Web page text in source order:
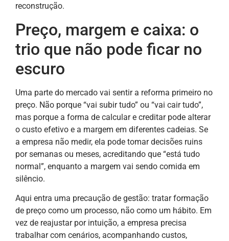
reconstrução.
Preço, margem e caixa: o
trio que não pode ficar no
escuro
Uma parte do mercado vai sentir a reforma primeiro no
preço. Não porque “vai subir tudo” ou “vai cair tudo”,
mas porque a forma de calcular e creditar pode alterar
o custo efetivo e a margem em diferentes cadeias. Se
a empresa não medir, ela pode tomar decisões ruins
por semanas ou meses, acreditando que “está tudo
normal”, enquanto a margem vai sendo comida em
silêncio.
Aqui entra uma precaução de gestão: tratar formação
de preço como um processo, não como um hábito. Em
vez de reajustar por intuição, a empresa precisa
trabalhar com cenários, acompanhando custos,